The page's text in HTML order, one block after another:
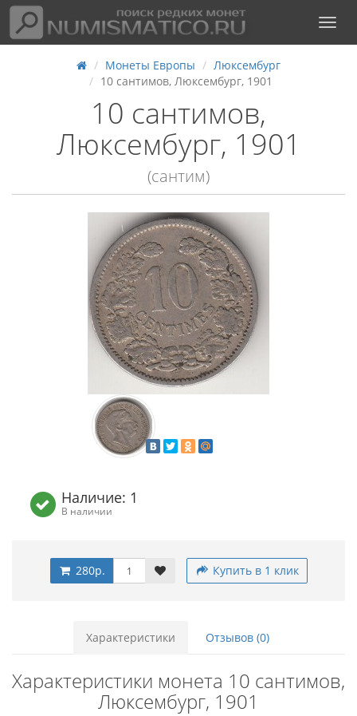
Монеты Европы
Люксембург
10 сантимов, Люксембург, 1901
10 сантимов,
Люксембург, 1901
(сантим)
Наличие: 1
В наличии
280р. Купить в 1 клик
Характеристики Отзывов (0)
Характеристики монета 10 сантимов,
Люксембург, 1901